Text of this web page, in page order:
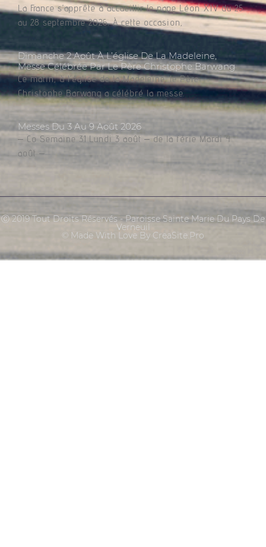
La France s’apprête à accueillir le pape Léon XIV du 25
au 28 septembre 2026. À cette occasion,
Dimanche 2 Août À L’église De La Madeleine,
Messe Célébrée Par Le Père Christophe Barwang
Ce matin, à l’église de la Madeleine, le Père
Christophe Barwang a célébré la messe.
Messes Du 3 Au 9 Août 2026
– Co Semaine 31 Lundi 3 août – de la férie Mardi 4
août –
Ⓒ 2019 Tout Droits Réservés - Paroisse Sainte Marie Du Pays De
Verneuil
© Made With Love By CreaSite.Pro